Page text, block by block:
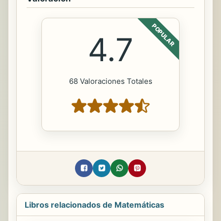
POPULAR
4.7
68 Valoraciones Totales
Libros relacionados de Matemáticas